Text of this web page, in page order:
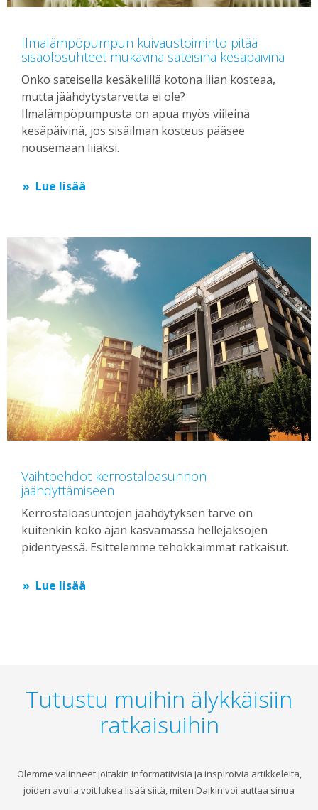
Ilmalämpöpumpun kuivaustoiminto pitää
sisäolosuhteet mukavina sateisina kesäpäivinä
Onko sateisella kesäkelillä kotona liian kosteaa,
mutta jäähdytystarvetta ei ole?
Ilmalämpöpumpusta on apua myös viileinä
kesäpäivinä, jos sisäilman kosteus pääsee
nousemaan liiaksi.
Lue lisää
Vaihtoehdot kerrostaloasunnon
jäähdyttämiseen
Kerrostaloasuntojen jäähdytyksen tarve on
kuitenkin koko ajan kasvamassa hellejaksojen
pidentyessä. Esittelemme tehokkaimmat ratkaisut.
Lue lisää
Tutustu muihin älykkäisiin
ratkaisuihin
Olemme valinneet joitakin informatiivisia ja inspiroivia artikkeleita,
joiden avulla voit lukea lisää siitä, miten Daikin voi auttaa sinua